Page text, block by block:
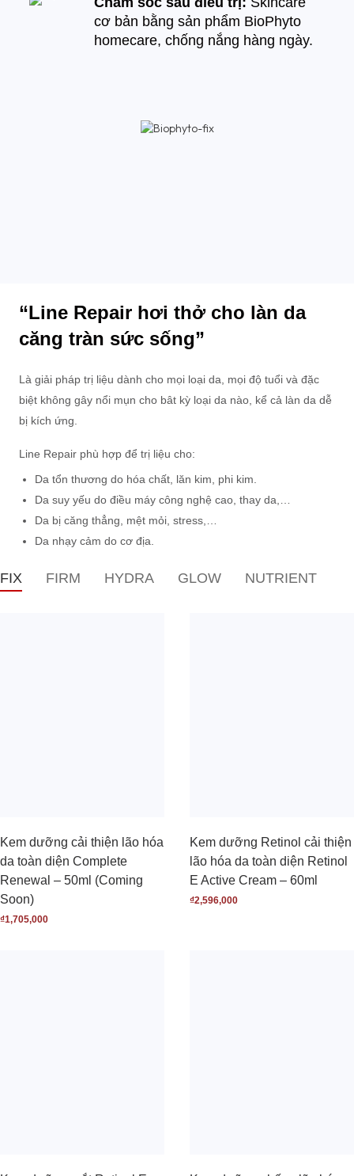
cơ bản bằng sản phẩm BioPhyto
homecare, chống nắng hàng ngày.
“Line Repair hơi thở cho làn da
căng tràn sức sống”
Là giải pháp trị liệu dành cho mọi loại da, mọi độ tuổi và đặc
biệt không gây nổi mụn cho bât kỳ loại da nào, kể cả làn da dễ
bị kích ứng.
Line Repair phù hợp để trị liệu cho:
Da tổn thương do hóa chất, lăn kim, phi kim.
Da suy yếu do điều máy công nghệ cao, thay da,…
Da bị căng thẳng, mệt mỏi, stress,…
Da nhạy cảm do cơ địa.
FIX FIRM HYDRA GLOW NUTRIENT
Kem dưỡng cải thiện lão hóa
da toàn diện Complete
Renewal – 50ml (Coming
Soon)
₫1,705,000
Kem dưỡng Retinol cải thiện
lão hóa da toàn diện Retinol
E Active Cream – 60ml
₫2,596,000